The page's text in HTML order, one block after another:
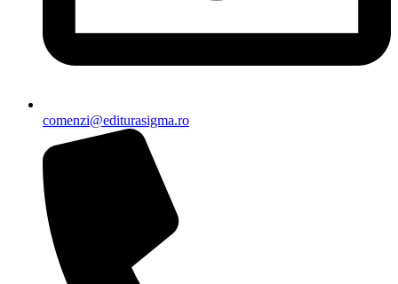
comenzi@editurasigma.ro